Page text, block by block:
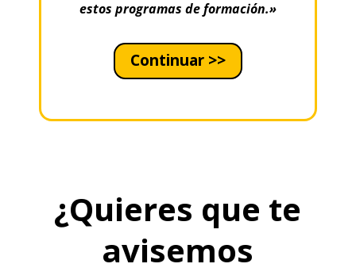
estos programas de formación.»
Continuar >>
¿Quieres que te
avisemos